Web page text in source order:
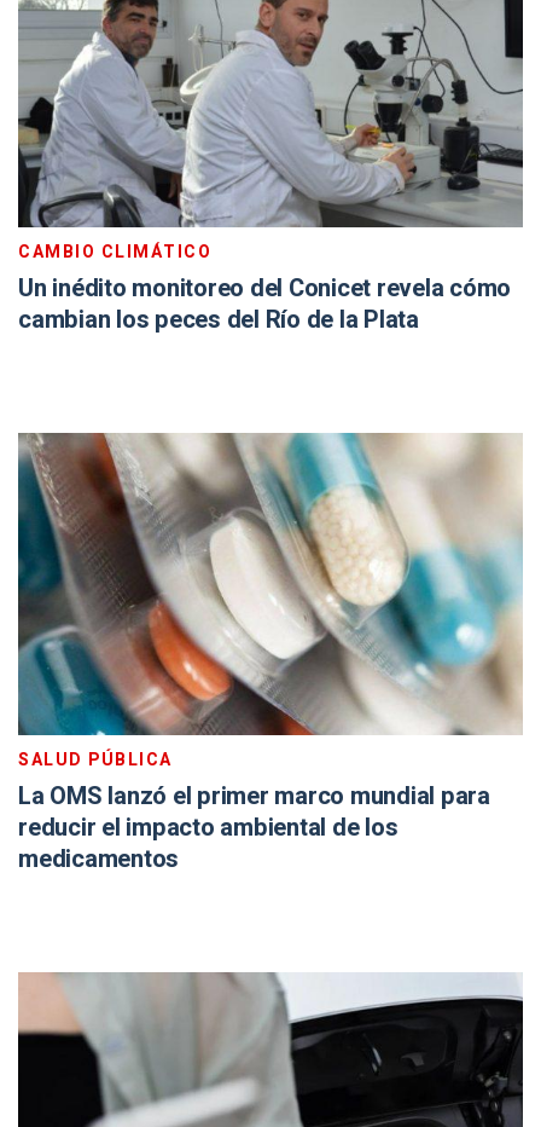
CAMBIO CLIMÁTICO
Un inédito monitoreo del Conicet revela cómo
cambian los peces del Río de la Plata
SALUD PÚBLICA
La OMS lanzó el primer marco mundial para
reducir el impacto ambiental de los
medicamentos